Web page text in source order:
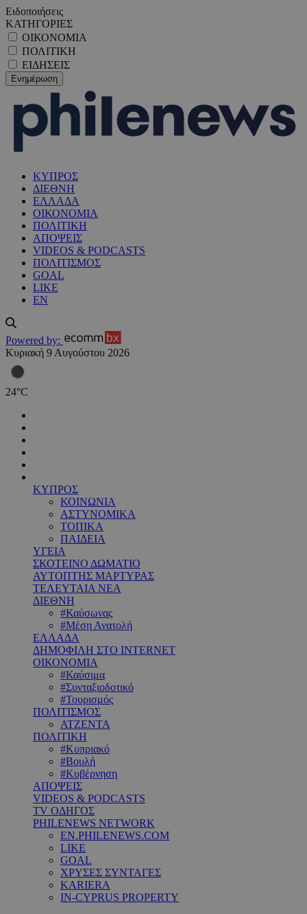
Ειδοποιήσεις
ΚΑΤΗΓΟΡΙΕΣ
ΟΙΚΟΝΟΜΙΑ
ΠΟΛΙΤΙΚΗ
ΕΙΔΗΣΕΙΣ
ΚΥΠΡΟΣ
ΔΙΕΘΝΗ
ΕΛΛΑΔΑ
ΟΙΚΟΝΟΜΙΑ
ΠΟΛΙΤΙΚΗ
ΑΠΟΨΕΙΣ
VIDEOS & PODCASTS
ΠΟΛΙΤΙΣΜΟΣ
GOAL
LIKE
EN
Powered by:
Κυριακή 9 Αυγούστου 2026
24°C
ΚΥΠΡΟΣ
ΚΟΙΝΩΝΙΑ
ΑΣΤΥΝΟΜΙΚΑ
ΤΟΠΙΚΑ
ΠΑΙΔΕΙΑ
ΥΓΕΙΑ
ΣΚΟΤΕΙΝΟ ΔΩΜΑΤΙΟ
ΑΥΤΟΠΤΗΣ ΜΑΡΤΥΡΑΣ
ΤΕΛΕΥΤΑΙΑ ΝΕΑ
ΔΙΕΘΝΗ
#Καύσωνας
#Μέση Ανατολή
ΕΛΛΑΔΑ
ΔΗΜΟΦΙΛΗ ΣΤΟ INTERNET
ΟΙΚΟΝΟΜΙΑ
#Καύσιμα
#Συνταξιοδοτικό
#Τουρισμός
ΠΟΛΙΤΙΣΜΟΣ
ΑΤΖΕΝΤΑ
ΠΟΛΙΤΙΚΗ
#Κυπριακό
#Βουλή
#Κυβέρνηση
ΑΠΟΨΕΙΣ
VIDEOS & PODCASTS
TV ΟΔΗΓΟΣ
PHILENEWS NETWORK
EN.PHILENEWS.COM
LIKE
GOAL
ΧΡΥΣΕΣ ΣΥΝΤΑΓΕΣ
KARIERA
IN-CYPRUS PROPERTY